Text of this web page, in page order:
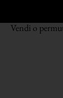
Vendi o